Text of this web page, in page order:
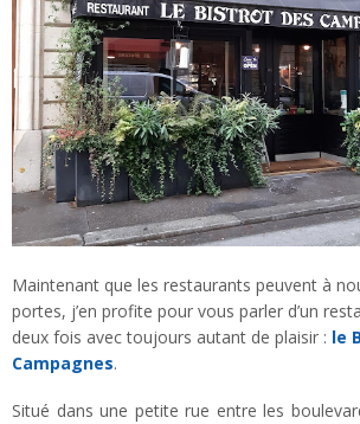
Maintenant que les restaurants peuvent à
portes, j’en profite pour vous parler d’un
deux fois avec toujours autant de plaisir : le
Campagnes.
Situé dans une petite rue entre les